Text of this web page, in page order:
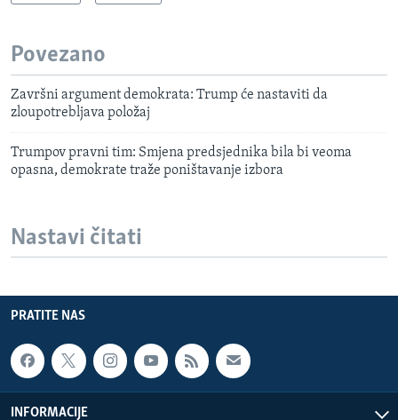
Povezano
Završni argument demokrata: Trump će nastaviti da
zloupotrebljava položaj
Trumpov pravni tim: Smjena predsjednika bila bi veoma
opasna, demokrate traže poništavanje izbora
Nastavi čitati
PRATITE NAS
INFORMACIJE